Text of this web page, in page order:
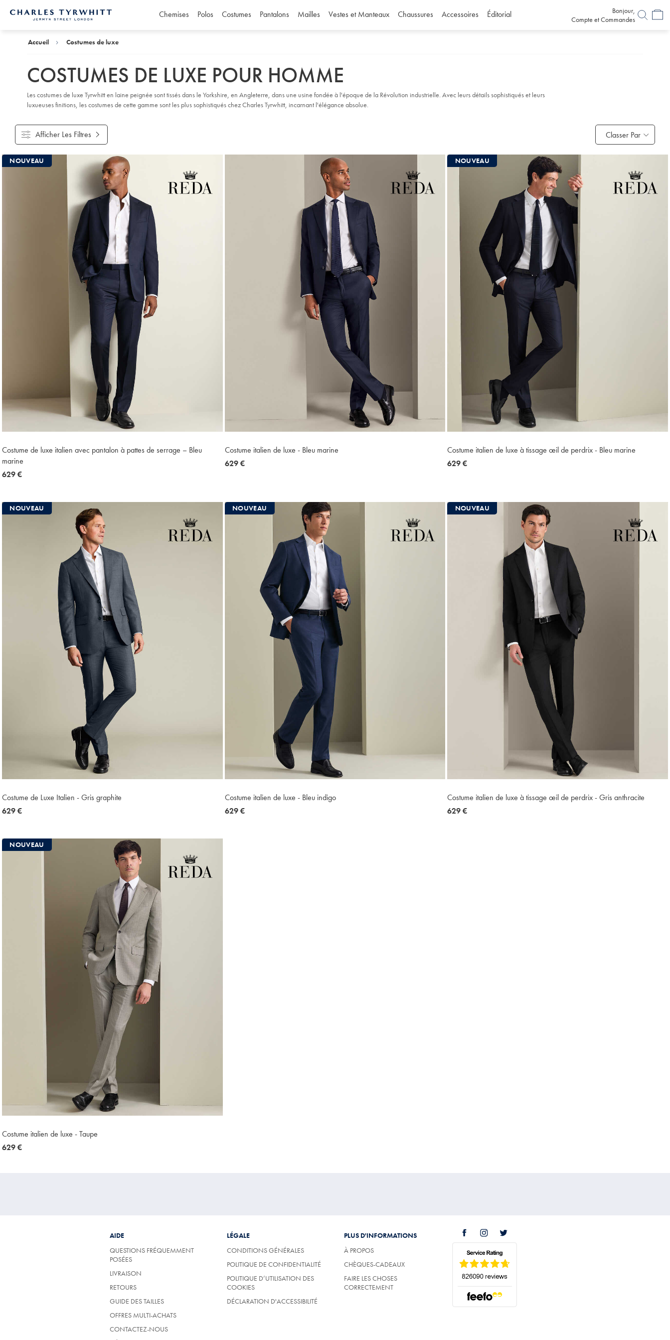
Chemises Polos Costumes Pantalons Mailles Vestes et Manteaux Chaussures Accessoires Éditorial
Bonjour,
Compte et Commandes
Accueil Costumes de luxe
COSTUMES DE LUXE POUR HOMME
Les costumes de luxe Tyrwhitt en laine peignée sont tissés dans le Yorkshire, en Angleterre, dans une usine fondée à l'époque de la Révolution industrielle. Avec leurs détails sophistiqués et leurs
luxueuses finitions, les costumes de cette gamme sont les plus sophistiqués chez Charles Tyrwhitt, incarnant l'élégance absolue.
Afficher Les Filtres Classer Par
Produits
trouvésNOUVEAU
Costume de luxe italien avec pantalon à pattes de serrage – Bleu
marine
now
629 €
Costume italien de luxe - Bleu marine
now
629 €
NOUVEAU
Costume italien de luxe à tissage œil de perdrix - Bleu marine
now
629 €
NOUVEAU
Costume de Luxe Italien - Gris graphite
now
629 €
NOUVEAU
Costume italien de luxe - Bleu indigo
now
629 €
NOUVEAU
Costume italien de luxe à tissage œil de perdrix - Gris anthracite
now
629 €
NOUVEAU
Costume italien de luxe - Taupe
now
629 €
AIDE
QUESTIONS FRÉQUEMMENT
POSÉES
LIVRAISON
RETOURS
GUIDE DES TAILLES
OFFRES MULTI-ACHATS
CONTACTEZ-NOUS
LÉGALE
CONDITIONS GÉNÉRALES
POLITIQUE DE CONFIDENTIALITÉ
POLITIQUE D’UTILISATION DES
COOKIES
DÉCLARATION D'ACCESSIBILITÉ
PLUS D'INFORMATIONS
À PROPOS
CHÈQUES-CADEAUX
FAIRE LES CHOSES
CORRECTEMENT